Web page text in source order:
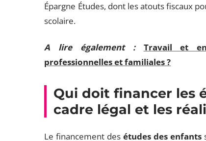
Épargne Études, dont les atouts fiscaux
scolaire.
A lire également :
Travail et
professionnelles et familiales ?
Qui doit financer les
cadre légal et les
Le financement des études des enfants